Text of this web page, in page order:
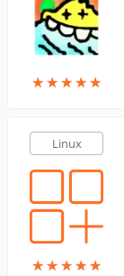
★★★★★
★★★★★
Linux
★★★★★
★★★★★